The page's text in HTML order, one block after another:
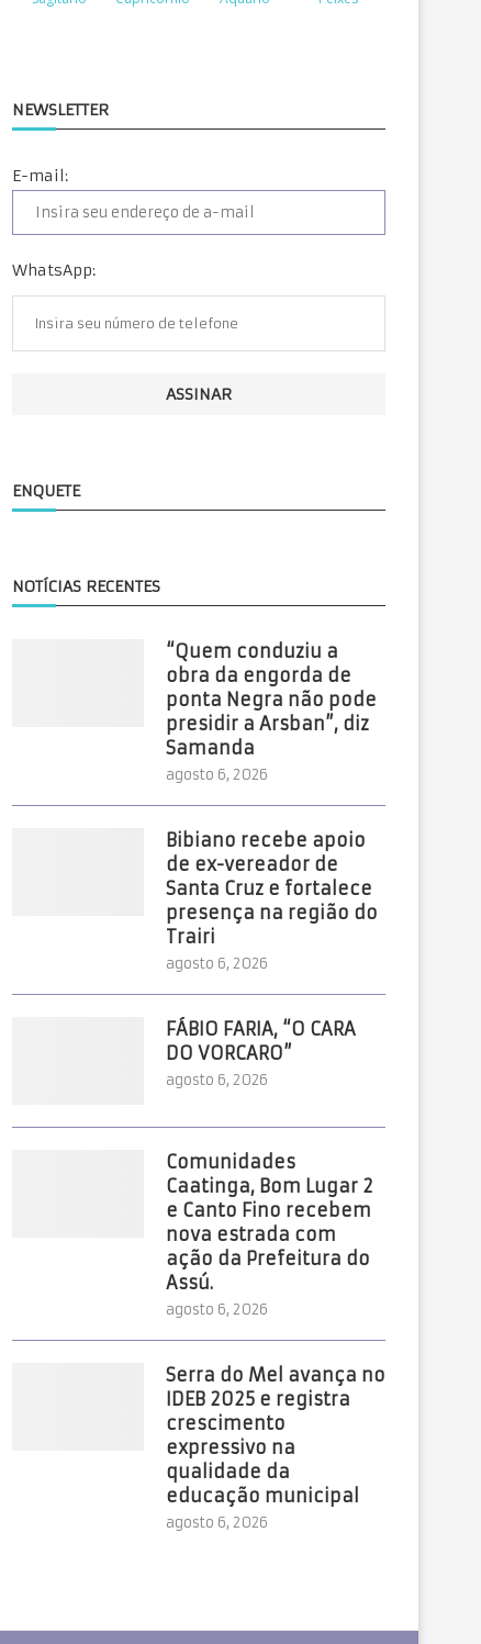
NEWSLETTER
E-mail:
WhatsApp:
ENQUETE
NOTÍCIAS RECENTES
“Quem conduziu a
obra da engorda de
ponta Negra não pode
presidir a Arsban”, diz
Samanda
agosto 6, 2026
Bibiano recebe apoio
de ex-vereador de
Santa Cruz e fortalece
presença na região do
Trairi
agosto 6, 2026
FÁBIO FARIA, “O CARA
DO VORCARO”
agosto 6, 2026
Comunidades
Caatinga, Bom Lugar 2
e Canto Fino recebem
nova estrada com
ação da Prefeitura do
Assú.
agosto 6, 2026
Serra do Mel avança no
IDEB 2025 e registra
crescimento
expressivo na
qualidade da
educação municipal
agosto 6, 2026